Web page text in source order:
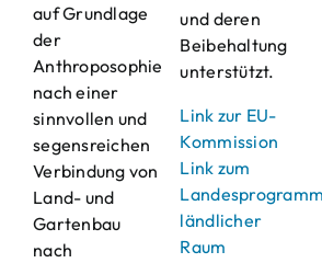
auf Grundlage
der
Anthroposophie
nach einer
sinnvollen und
segensreichen
Verbindung von
Land- und
Gartenbau
nach
und deren
Beibehaltung
unterstützt.
Link zur EU-
Kommission
Link zum
Landesprogramm
ländlicher
Raum